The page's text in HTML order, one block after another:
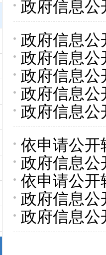
政府信息公
政府信息公
开工作年度
政府信息公
政府信息公
政府信息公
息公开年度
政府信息公
息公开年度
政府信息公
息公开工作
政府信息公
年度报告
依申请公开
公司新建紫
项目总体涉
号）
政府信息公
息公开和政
依申请公开
大范围）项
政府信息公
息公开和政
政府信息公
度政务公开